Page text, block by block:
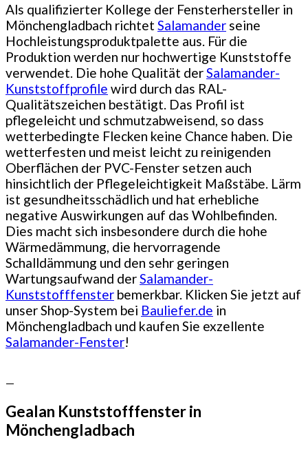
Als qualifizierter Kollege der Fensterhersteller in
Mönchengladbach richtet Salamander seine
Hochleistungsproduktpalette aus. Für die
Produktion werden nur hochwertige Kunststoffe
verwendet. Die hohe Qualität derSalamander-
Kunststoffprofile wird durch das RAL-
Qualitätszeichen bestätigt. Das Profil ist
pflegeleicht und schmutzabweisend, so dass
wetterbedingte Flecken keine Chance haben. Die
wetterfesten und meist leicht zu reinigenden
Oberflächen der PVC-Fenster setzen auch
hinsichtlich der Pflegeleichtigkeit Maßstäbe. Lärm
ist gesundheitsschädlich und hat erhebliche
negative Auswirkungen auf das Wohlbefinden.
Dies macht sich insbesondere durch die hohe
Wärmedämmung, die hervorragende
Schalldämmung und den sehr geringen
Wartungsaufwand derSalamander-
Kunststofffenster bemerkbar. Klicken Sie jetzt auf
unser Shop-System bei Bauliefer.de in
Mönchengladbach und kaufen Sie exzellente
Salamander-Fenster!
—
Gealan Kunststofffenster in
Mönchengladbach